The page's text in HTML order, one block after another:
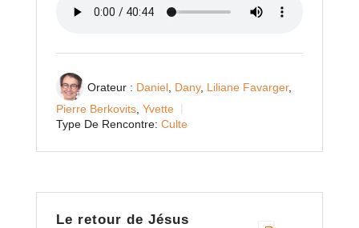
Orateur : Daniel, Dany, Liliane Favarger,
Pierre Berkovits, Yvette
Type De Rencontre: Culte
Le retour de Jésus